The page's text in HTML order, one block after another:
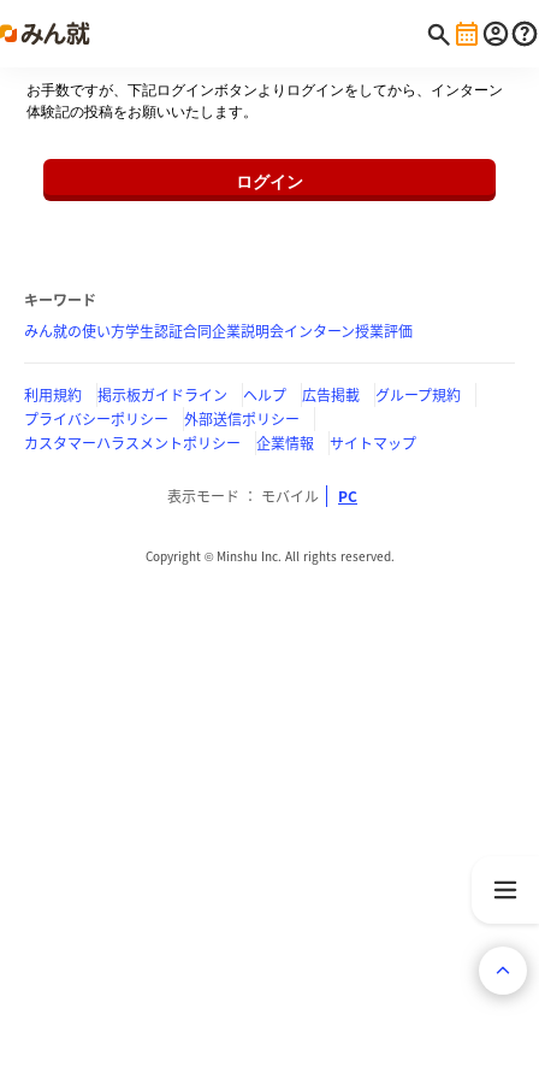
お手数ですが、下記ログインボタンよりログインをしてから、インターン
体験記の投稿をお願いいたします。
ログイン
キーワード
みん就の使い方学生認証合同企業説明会インターン授業評価
利用規約 掲示板ガイドライン ヘルプ 広告掲載
グループ規約
プライバシーポリシー
外部送信ポリシー
カスタマーハラスメントポリシー
企業情報 サイトマップ
表示モード モバイル PC
Copyright © Minshu Inc. All rights reserved.